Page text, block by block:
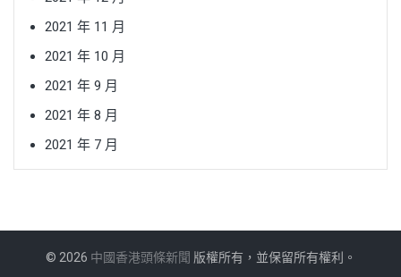
2021 年 11 月
2021 年 10 月
2021 年 9 月
2021 年 8 月
2021 年 7 月
© 2026 中國香港頭條新聞 版權所有，並保留所有權利。